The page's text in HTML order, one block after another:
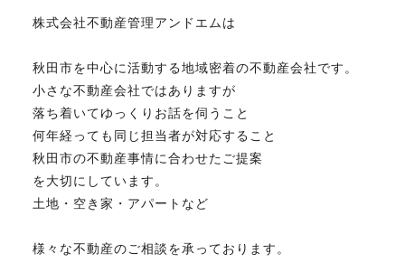
株式会社不動産管理アンドエムは
秋田市を中心に活動する地域密着の不動産会社です。
小さな不動産会社ではありますが
落ち着いてゆっくりお話を伺うこと
何年経っても同じ担当者が対応すること
秋田市の不動産事情に合わせたご提案
を大切にしています。
土地・空き家・アパートなど
様々な不動産のご相談を承っております。